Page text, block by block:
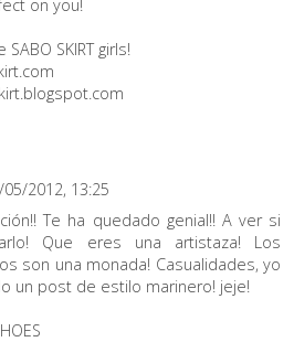
on you!
SKIRT girls!
05/2012, 13:25
Te ha quedado genial!! A ver si
Que eres una artistaza! Los
son una monada! Casualidades, yo
un post de estilo marinero! jeje!